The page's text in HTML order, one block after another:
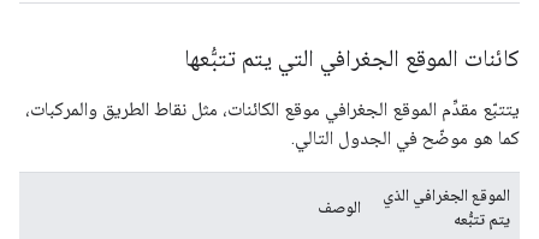
كائنات الموقع الجغرافي التي يتم تتبُّعها
يتتبّع مقدِّم الموقع الجغرافي موقع الكائنات، مثل نقاط الطريق والمركبات،
كما هو موضّح في الجدول التالي.
الموقع الجغرافي الذي
يتم تتبُّعه
الوصف